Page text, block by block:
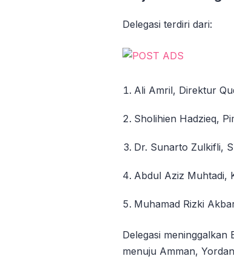
Delegasi terdiri dari:
Ali Amril, Direktur
Sholihien Hadzieq,
Dr. Sunarto Zulkifli,
Abdul Aziz Muhtadi,
Muhamad Rizki
Delegasi
menuju Amman,